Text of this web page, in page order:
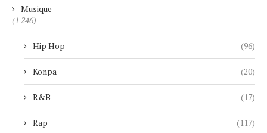
Musique
(1 246)
Hip Hop (96)
Konpa (20)
R&B (17)
Rap (117)